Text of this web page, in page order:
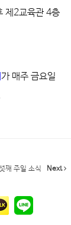
제2교육관 4층
가 매주 금요일
째 주일 소식 Next